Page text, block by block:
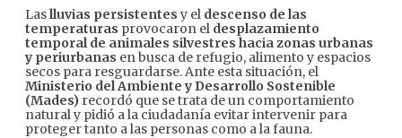
Laslluvias persistentes y el descenso de las
temperaturas provocaron el desplazamiento
temporal de animales silvestres hacia zonas urbanas
y periurbanas en busca de refugio, alimento y espacios
secos para resguardarse. Ante esta situación, el
Ministerio del Ambiente y Desarrollo Sostenible
(Mades) recordó que se trata de un comportamiento
natural y pidió a la ciudadanía evitar intervenir para
proteger tanto a las personas como a la fauna.